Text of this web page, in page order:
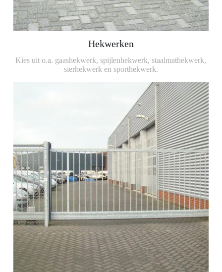
Hekwerken
Kies uit o.a. gaashekwerk, spijlenhekwerk, staalmathekwerk,
sierhekwerk en sporthekwerk.